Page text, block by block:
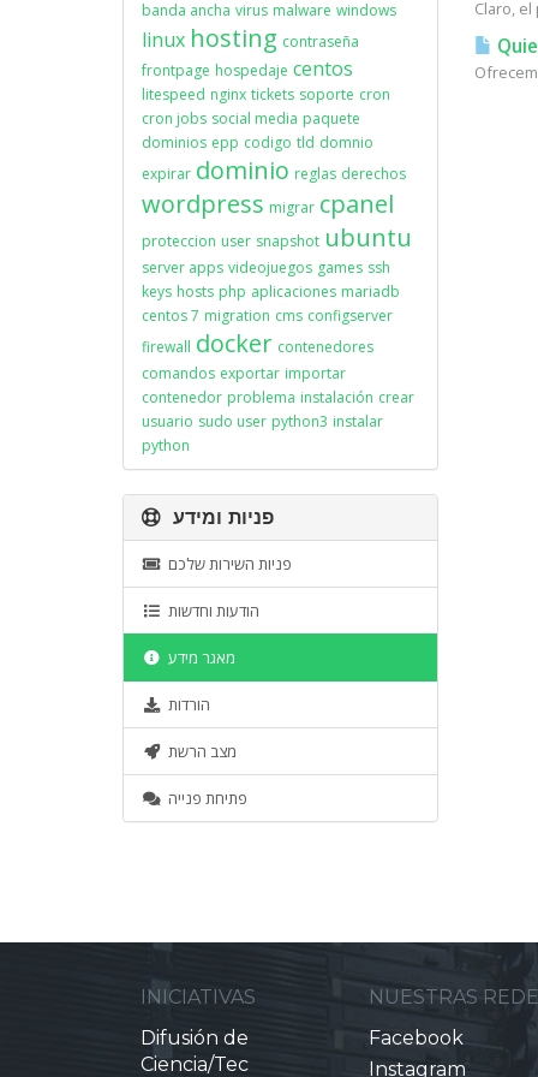
Claro,
banda ancha virus malware windows
linux hosting contraseña
frontpage hospedaje centos
litespeed nginx tickets soporte cron
cron jobs social media paquete
dominios epp codigo tld domnio
expirar dominio reglas derechos
wordpress migrar cpanel
proteccion user snapshot ubuntu
server apps videojuegos games ssh
keys hosts php aplicaciones mariadb
centos 7 migration cms configserver
firewall docker contenedores
comandos exportar importar
contenedor problema instalación crear
usuario sudo user python3 instalar
python
פניות ומידע
פניות השירות שלכם
הודעות וחדשות
מאגר מידע
הורדות
מצב הרשת
פתיחת פנייה
INICIATIVAS
Difusión de
Ciencia/Tec
NUESTRAS
Facebook
Instagram